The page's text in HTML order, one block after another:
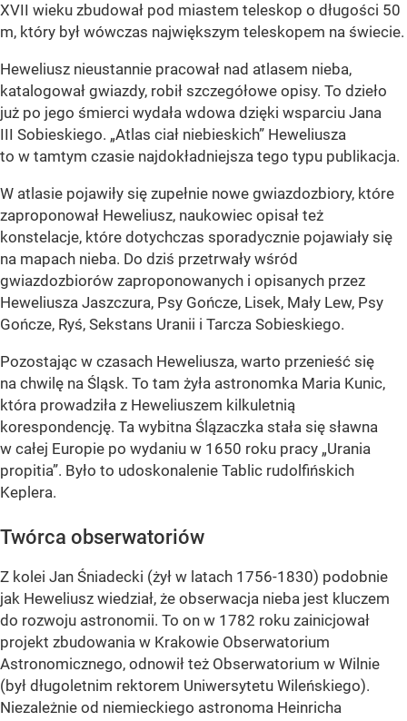
XVII wieku zbudował pod miastem teleskop o długości 50
m, który był wówczas największym teleskopem na świecie.
Heweliusz nieustannie pracował nad atlasem nieba,
katalogował gwiazdy, robił szczegółowe opisy. To dzieło
już po jego śmierci wydała wdowa dzięki wsparciu Jana
III Sobieskiego. „Atlas ciał niebieskich” Heweliusza
to w tamtym czasie najdokładniejsza tego typu publikacja.
W atlasie pojawiły się zupełnie nowe gwiazdozbiory, które
zaproponował Heweliusz, naukowiec opisał też
konstelacje, które dotychczas sporadycznie pojawiały się
na mapach nieba. Do dziś przetrwały wśród
gwiazdozbiorów zaproponowanych i opisanych przez
Heweliusza Jaszczura, Psy Gończe, Lisek, Mały Lew, Psy
Gończe, Ryś, Sekstans Uranii i Tarcza Sobieskiego.
Pozostając w czasach Heweliusza, warto przenieść się
na chwilę na Śląsk. To tam żyła astronomka Maria Kunic,
która prowadziła z Heweliuszem kilkuletnią
korespondencję. Ta wybitna Ślązaczka stała się sławna
w całej Europie po wydaniu w 1650 roku pracy „Urania
propitia”. Było to udoskonalenie Tablic rudolfińskich
Keplera.
Twórca obserwatoriów
Z kolei Jan Śniadecki (żył w latach 1756-1830) podobnie
jak Heweliusz wiedział, że obserwacja nieba jest kluczem
do rozwoju astronomii. To on w 1782 roku zainicjował
projekt zbudowania w Krakowie Obserwatorium
Astronomicznego, odnowił też Obserwatorium w Wilnie
(był długoletnim rektorem Uniwersytetu Wileńskiego).
Niezależnie od niemieckiego astronoma Heinricha